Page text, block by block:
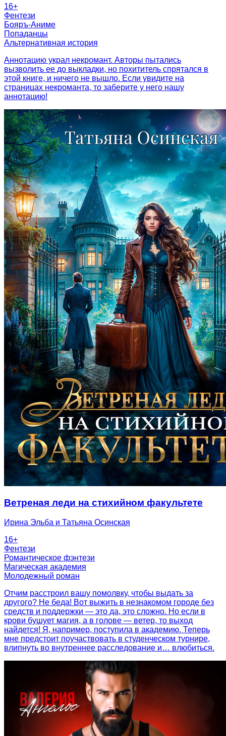
16+
Фентези
Бояръ-Аниме
Попаданцы
Альтернативная история
Аннотацию украл некромант. Авторы пытались
вызволить ее до выкладки, но похититель спрятался в
этой книге, и ничего не вышло. Если увидите на
страницах некроманта, то заберите у него нашу
аннотацию!
Ветреная леди на стихийном факультете
Ирина Эльба и Татьяна Осинская
16+
Фентези
Романтическое фэнтези
Магическая академия
Молодежный роман
Отчим расстроил вашу помолвку, чтобы выдать за
другого? Не беда! Вот выжить в незнакомом городе без
средств и поддержки ― это да, это сложно. Но если в
крови бушует магия, а в голове ― ветер, то выход
найдется! Я, например, поступила в академию. Теперь
мне предстоит поучаствовать в студенческом турнире,
влипнуть во внутреннее расследование и… влюбиться.